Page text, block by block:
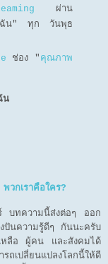
ผ่าน
ฉัน" ทุก วันพุธ
ช่อง " คุณภาพ
น
กเราคือใคร?
บทความนี้ส่งต่อๆ ออก
ปันความรู้ดีๆ กันนะครับ
หลือ ผู้คน และสังคมได้
ถเปลี่ยนแปลงโลกนี้ให้ดี